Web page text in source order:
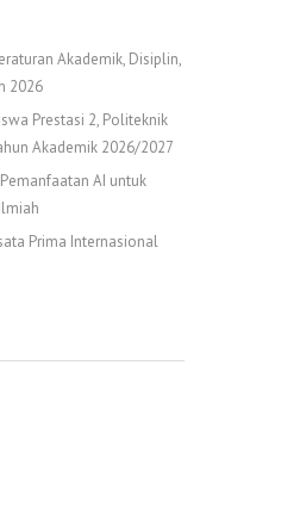
Akademik, Disiplin,
2026
Prestasi 2, Politeknik
Akademik 2026/2027
AI untuk
Prima Internasional